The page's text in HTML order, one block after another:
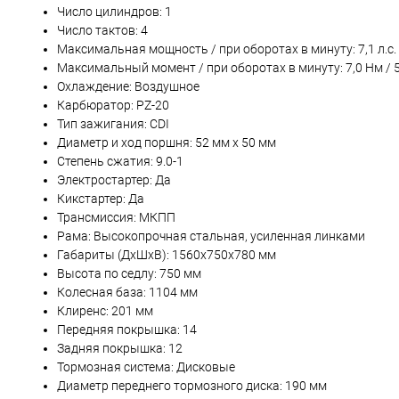
Число цилиндров: 1
Число тактов: 4
Максимальная мощность / при оборотах в минуту: 7,1 л.с.
Максимальный момент / при оборотах в минуту: 7,0 Нм /
Охлаждение: Воздушное
Карбюратор: PZ-20
Тип зажигания: CDI
Диаметр и ход поршня: 52 мм x 50 мм
Степень сжатия: 9.0-1
Электростартер: Да
Кикстартер: Да
Трансмиссия: МКПП
Рама: Высокопрочная стальная, усиленная линками
Габариты (ДхШхВ): 1560х750х780 мм
Высота по седлу: 750 мм
Колесная база: 1104 мм
Клиренс: 201 мм
Передняя покрышка: 14
Задняя покрышка: 12
Тормозная система: Дисковые
Диаметр переднего тормозного диска: 190 мм